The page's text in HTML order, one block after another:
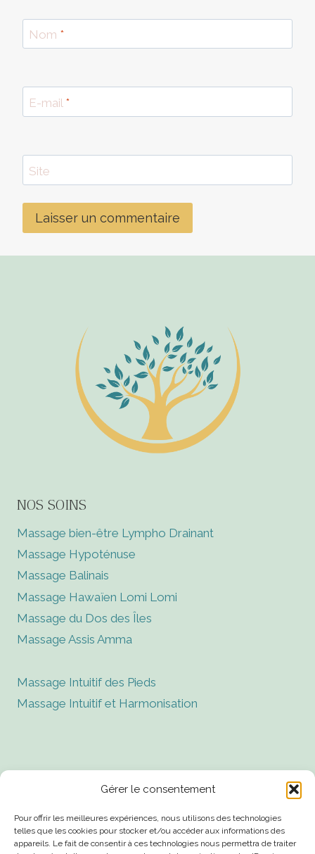
Gérer le consentement
Pour offrir les meilleures expériences, nous utilisons des technologies
telles que les cookies pour stocker et/ou accéder aux informations des
appareils. Le fait de consentir à ces technologies nous permettra de traiter
Nom *
E-mail *
Site
NOS SOINS
Massage bien-être Lympho Drainant
Massage Hypoténuse
Massage Balinais
Massage Hawaïen Lomi Lomi
Massage du Dos des Îles
Massage Assis Amma
Massage Intuitif des Pieds
Massage Intuitif et Harmonisation
✉️ contact@heiwa-niort.fr
Massages 📞 06.13.46.26.05